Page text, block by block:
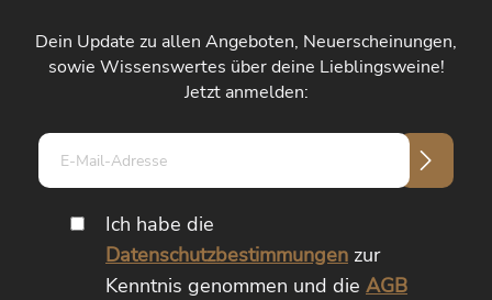
Dein Update zu allen Angeboten, Neuerscheinungen,
sowie Wissenswertes über deine Lieblingsweine!
Jetzt anmelden:
Adresse*
Ich habe die
Datenschutzbestimmungenzur
Kenntnis genommen und die AGB